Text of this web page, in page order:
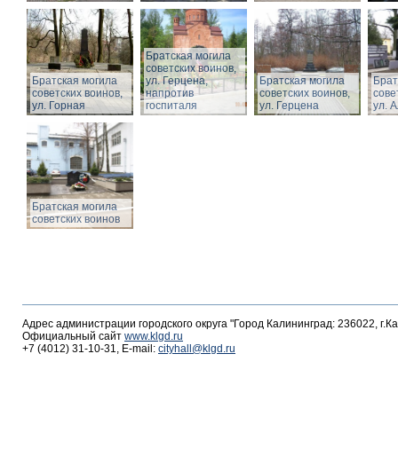
Братская могила
советских воинов,
ул. Горная
Братская могила
советских воинов,
ул. Герцена,
напротив
госпиталя
Братская могила
советских воинов,
ул. Герцена
ул.
Братская могила
советских воинов
Адрес администрации городского округа "Город Калининград: 236022,
Официальный сайт www.klgd.ru
+7 (4012) 31-10-31, E-mail: cityhall@klgd.ru